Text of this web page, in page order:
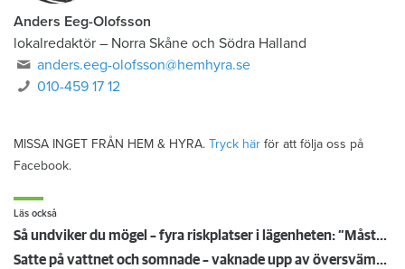
Anders Eeg-Olofsson
lokalredaktör – Norra Skåne och Södra Halland
anders.eeg-olofsson@hemhyra.se
010-459 17 12
MISSA INGET FRÅN HEM & HYRA. Tryck här för att följa oss på
Facebook.
Läs också
Så undviker du mögel – fyra riskplatser i lägenheten: ”Måste städa bort”
Satte på vattnet och somnade – vaknade upp av översvämning hos grannen